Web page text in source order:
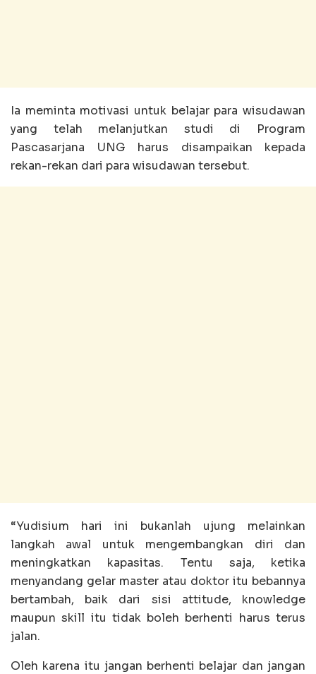
Ia meminta motivasi untuk belajar para wisudawan
yang telah melanjutkan studi di Program
Pascasarjana UNG harus disampaikan kepada
rekan-rekan dari para wisudawan tersebut.
“Yudisium hari ini bukanlah ujung melainkan
langkah awal untuk mengembangkan diri dan
meningkatkan kapasitas. Tentu saja, ketika
menyandang gelar master atau doktor itu bebannya
bertambah, baik dari sisi attitude, knowledge
maupun skill itu tidak boleh berhenti harus terus
jalan.
Oleh karena itu jangan berhenti belajar dan jangan